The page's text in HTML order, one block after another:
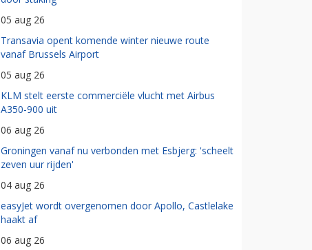
05 aug 26
Transavia opent komende winter nieuwe route
vanaf Brussels Airport
05 aug 26
KLM stelt eerste commerciële vlucht met Airbus
A350-900 uit
06 aug 26
Groningen vanaf nu verbonden met Esbjerg: 'scheelt
zeven uur rijden'
04 aug 26
easyJet wordt overgenomen door Apollo, Castlelake
haakt af
06 aug 26